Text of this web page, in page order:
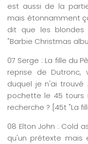
est aussi de la
mais étonnamment
dit que les
"Barbie Christmas
07 Serge : La fille du
reprise de
duquel je n'ai trouvé
pochette le 45 tours
recherche ? [45t "La
08 Elton John : Cold
qu'un prétexte mais